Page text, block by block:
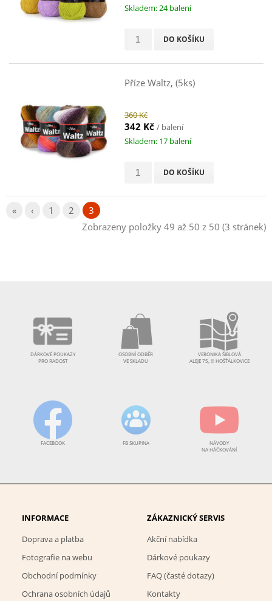
Skladem: 24 balení
DO KOŠÍKU
Příze Waltz, (5ks)
360 Kč
342 Kč / balení
Skladem: 17 balení
DO KOŠÍKU
« ‹ 1 2
3
Zobrazeny položky 49 až 50 z 50 (3 stránek)
DÁRKOVÉ POUKAZY
PRO RADOST
OSOBNÍ ODBĚR
VE SKLADU
VERONIKA ŠIBLOVÁ
ALEJE 75, !!! HOŠŤÁLKOVICE
FACEBOOK FB SKUPINA
NÁVODY
NA HÁČKOVÁNÍ
INFORMACE
Doprava a platba
Fotografie na webu
Obchodní podmínky
Ochrana osobních údajů
ZÁKAZNICKÝ SERVIS
Akční nabídka
Dárkové poukazy
FAQ (časté dotazy)
Kontakty